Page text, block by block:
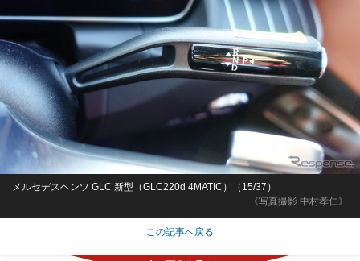
《写真撮影 中村孝仁》
メルセデスベンツ GLC 新型（GLC220d 4MATIC）（15/37）
この記事へ戻る